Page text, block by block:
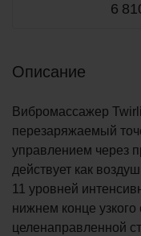
6
Описание
Вибромассажер
перезаряжаемый
управлением через
действует как
11 уровней
нижнем конце
целенаправленной